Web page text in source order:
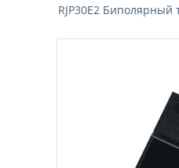
RJP30E2 Биполярный